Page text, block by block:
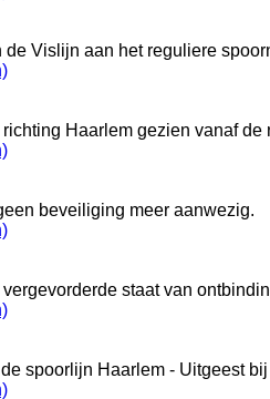
Vislijn aan het reguliere
Haarlem gezien vanaf de
beveiliging meer aanwezig.
staat van
spoorlijn Haarlem - Uitgeest